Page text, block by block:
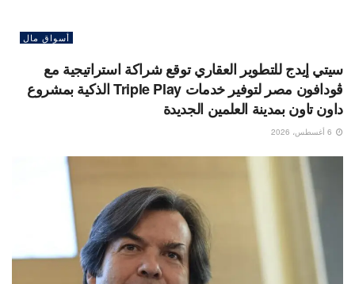
أسواق مال
سيتي إيدج للتطوير العقاري توقع شراكة استراتيجية مع
ڤودافون مصر لتوفير خدمات Triple Play الذكية بمشروع
داون تاون بمدينة العلمين الجديدة